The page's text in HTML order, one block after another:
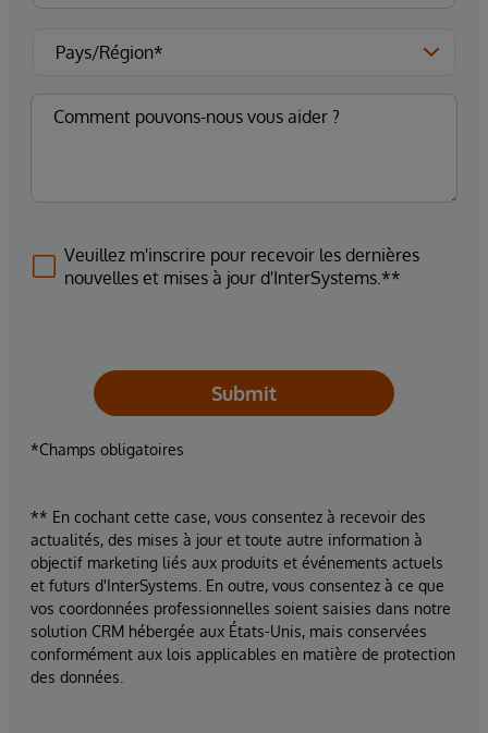
Veuillez m'inscrire pour recevoir les dernières
nouvelles et mises à jour d'InterSystems.**
Submit
*Champs obligatoires
** En cochant cette case, vous consentez à recevoir des
actualités, des mises à jour et toute autre information à
objectif marketing liés aux produits et événements actuels
et futurs d'InterSystems. En outre, vous consentez à ce que
vos coordonnées professionnelles soient saisies dans notre
solution CRM hébergée aux États-Unis, mais conservées
conformément aux lois applicables en matière de protection
des données.